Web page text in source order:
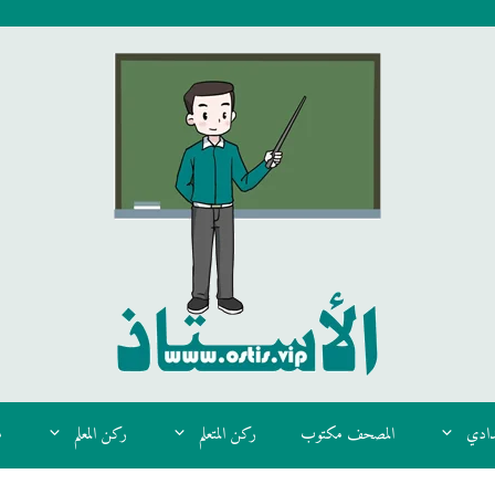
المصحف مكتوب ركن المتعلم ركن المعلم